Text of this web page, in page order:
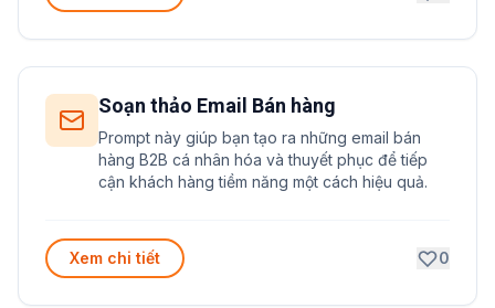
Soạn thảo Email Bán hàng
Prompt này giúp bạn tạo ra những email bán
hàng B2B cá nhân hóa và thuyết phục để tiếp
cận khách hàng tiềm năng một cách hiệu quả.
Xem chi tiết 0